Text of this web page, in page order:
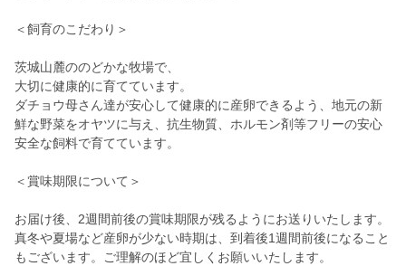
＜飼育のこだわり＞
茨城山麓ののどかな牧場で、
大切に健康的に育てています。
ダチョウ母さん達が安心して健康的に産卵できるよう、地元の新
鮮な野菜をオヤツに与え、抗生物質、ホルモン剤等フリーの安心
安全な飼料で育てています。
＜賞味期限について＞
お届け後、2週間前後の賞味期限が残るようにお送りいたします。
真冬や夏場など産卵が少ない時期は、到着後1週間前後になること
もございます。ご理解のほど宜しくお願いいたします。